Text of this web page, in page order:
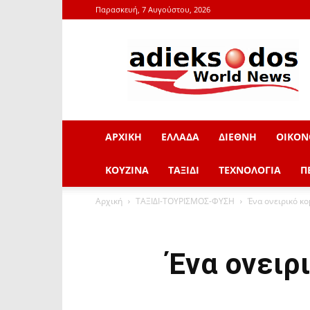
Παρασκευή, 7 Αυγούστου, 2026
adieksodos.gr
ΑΡΧΙΚΗ ΕΛΛΑΔΑ ΔΙΕΘΝΗ
ΚΟΥΖΙΝΑ ΤΑΞΙΔΙ ΤΕΧΝΟΛΟΓΙΑ
Αρχική ΤΑΞΙΔΙ-ΤΟΥΡΙΣΜΟΣ-ΦΥΣΗ Ένα ονειρικό
Ένα